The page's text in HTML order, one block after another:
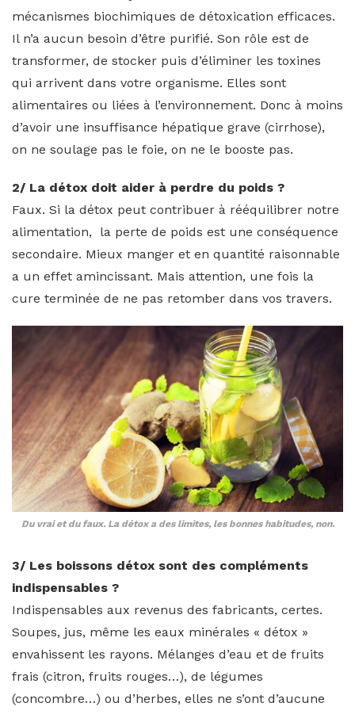
mécanismes biochimiques de détoxication efficaces.
Il n’a aucun besoin d’être purifié. Son rôle est de
transformer, de stocker puis d’éliminer les toxines
qui arrivent dans votre organisme. Elles sont
alimentaires ou liées à l’environnement. Donc à moins
d’avoir une insuffisance hépatique grave (cirrhose),
on ne soulage pas le foie, on ne le booste pas.
2/ La détox doit aider à perdre du poids ?
Faux. Si la détox peut contribuer à rééquilibrer notre
alimentation, la perte de poids est une conséquence
secondaire. Mieux manger et en quantité raisonnable
a un effet amincissant. Mais attention, une fois la
cure terminée de ne pas retomber dans vos travers.
Du vrai et du faux. La détox a des limites, les bonnes habitudes, non.
3/ Les boissons détox sont des compléments
indispensables ?
Indispensables aux revenus des fabricants, certes.
Soupes, jus, même les eaux minérales « détox »
envahissent les rayons. Mélanges d’eau et de fruits
frais (citron, fruits rouges…), de légumes
(concombre…) ou d’herbes, elles ne s’ont d’aucune